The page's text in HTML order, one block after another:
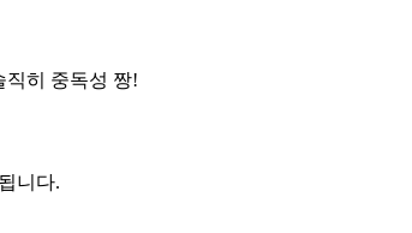
직히 중독성 짱!
니다.